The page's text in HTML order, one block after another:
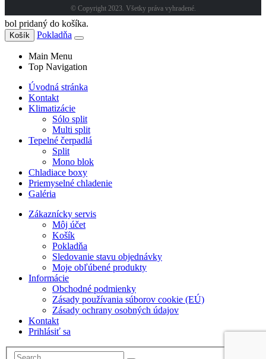
© Copyright 2023. Všetky práva vyhradené.
bol pridaný do košíka.
Košík Pokladňa
Main Menu
Top Navigation
Úvodná stránka
Kontakt
Klimatizácie
Sólo split
Multi split
Tepelné čerpadlá
Split
Mono blok
Chladiace boxy
Priemyselné chladenie
Galéria
Zákaznícky servis
Môj účet
Košík
Pokladňa
Sledovanie stavu objednávky
Moje obľúbené produkty
Informácie
Obchodné podmienky
Zásady používania súborov cookie (EÚ)
Zásady ochrany osobných údajov
Kontakt
Prihlásiť sa